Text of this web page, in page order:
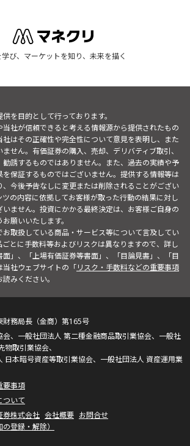
学び、マーケットを知り、未来を描く
を目的として行っております。
社が信頼できると考える情報源から提供されたもの
はその正確性や完全性について意見を表明し、また
せん。有価証券の購入、売却、デリバティブ取引、
誘するものではありません。また、過去の実績や予
保証するものではございません。提供する情報等は
今後予告なしに変更または削除されることがござい
ツの内容に依拠してお客様が取った行動の結果に対し
ません。投資にかかる最終決定は、お客様ご自身の
願いいたします。
取扱している商品・サービス等について言及してい
とに手数料等およびリスクは異なりますので、詳し
面」、「上場有価証券等書面」、「目論見書」、「目
当社ウェブサイトの「リスク・手数料などの重要事項
みください。
務局長（金商）第165号
会、一般社団法人 第二種金融商品取引業協会、一般社
物取引業協会、
日本暗号資産等取引業協会、一般社団法人 資産運用業
要事項
ついて
券株式会社 会社概要 お問合せ
登録・解除）